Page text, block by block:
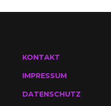
KONTAKT
IMPRESSUM
DATENSCHUTZ